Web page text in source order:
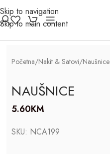
Skip to navigation
Skip to main content
Click to enlarge
Početna/Nakit & Satovi/Naušnice
NAUŠNICE
5.60KM
SKU: NCA199